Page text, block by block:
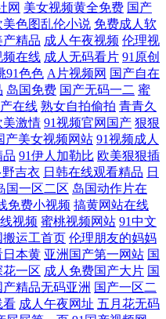
停 欧美韩日亚洲 色色影院1区2
观看 欧美少妇第一页 亚洲综合另
版 WWW97激情 国产精品色色 美
无码 人人艹人妻 91妹妹
网 美女视频黄全免费 国产
美色图乱伦小说 免费成人软
产精品 成人午夜视频 伦理视
频在线 成人无码看片 91原创
91色色 A片视频网 国产自在
岛国免费 国产无码一二 蜜
在线 熟女自拍偷拍 青青久
美激情 91视频官网国产 狠狠
产美女视频网站 91视频成人
品 91伊人加勒比 欧美狠狠插
野吉衣 日韩在线观看精品 日
国一区二区 岛国动作片在
免费小视频 搞黄网站在线
视频 蜜桃视频网站 91中文
搬运工首页 伦理朋友的妈妈
日本黄 亚洲国产第一网站 国
花一区 成人免费国产大片 国
产精品无码亚洲 国产一区二
看 成人午夜网址 五月花无码